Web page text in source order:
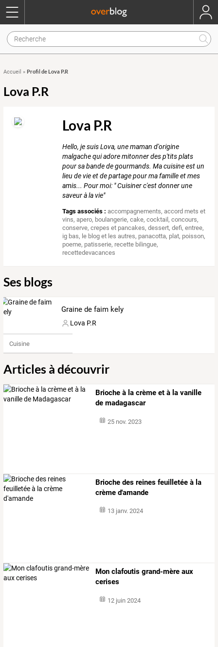
Accueil » Profil de Lova P.R
Lova P.R
Lova P.R
Hello, je suis Lova, une maman d'origine
malgache qui adore mitonner des p'tits plats
pour sa bande de gourmands. Ma cuisine est un
lieu de vie et de partage pour ma famille et mes
amis... Pour moi: " Cuisiner c'est donner une
saveur à la vie"
Tags associés : accompagnements,accord mets et
vins,apero, boulangerie,cake,cocktail,concours,
conserve,crepes et pancakes,dessert,defi,entree,
ig bas, le blog et les autres, panacotta, plat, poisson,
poeme, patisserie, recette bilingue,
recettedevacances
Ses blogs
Graine de faim kely
Lova P.R
Cuisine
Articles à découvrir
Brioche à la crème et à la vanille
de madagascar
25 nov. 2023
Brioche des reines feuilletée à la
crème d'amande
13 janv. 2024
Mon clafoutis grand-mère aux
cerises
12 juin 2024